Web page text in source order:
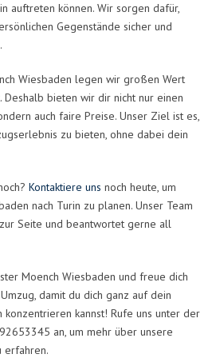
auftreten können. Wir sorgen dafür,
Gegenstände sicher und
Wiesbaden legen wir großen Wert
Deshalb bieten wir dir nicht nur einen
auch faire Preise. Unser Ziel ist es,
zu bieten, ohne dabei dein
Kontaktiere uns noch heute, um
nach Turin zu planen. Unser Team
Seite und beantwortet gerne all
Moench Wiesbaden und freue dich
damit du dich ganz auf dein
konzentrieren kannst! Rufe uns unter der
an, um mehr über unsere
erfahren.